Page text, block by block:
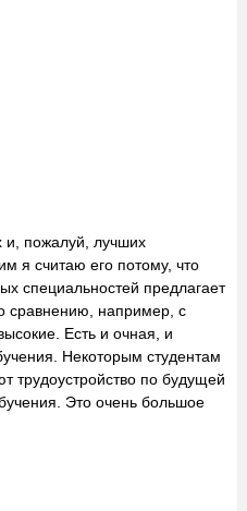
и, пожалуй, лучших
я считаю его потому, что
специальностей предлагает
сравнению, например, с
Есть и очная, и
Некоторым студентам
трудоустройство по будущей
Это очень большое